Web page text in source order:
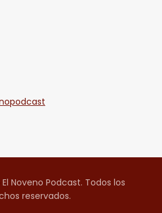
Noveno Podcast. Todos los
reservados.